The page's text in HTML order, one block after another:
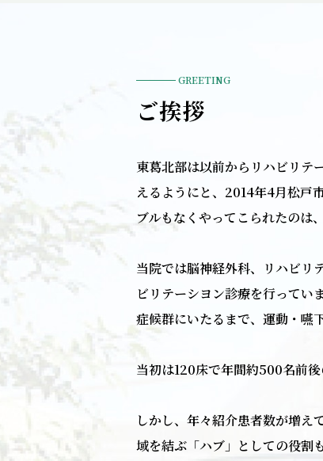
GREETING
ご挨拶
東葛北部は以前からリハビリテ
えるようにと、2014年4月松戸
ブルもなくやってこられたのは
当院では脳神経外科、リハビリ
ビリテーシヨン診療を行ってい
症候群にいたるまで、運動・嚥
当初は120床で年間約500名前
しかし、年々紹介患者数が増
域を結ぶ「ハブ」としての役割